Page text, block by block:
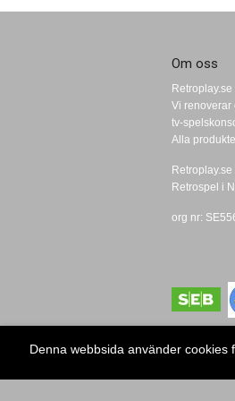
Denna webbsida använder cookies
Om oss
Vi renoverar
tv-
Alla
Retroplay.se
Retrospel i
org nr: